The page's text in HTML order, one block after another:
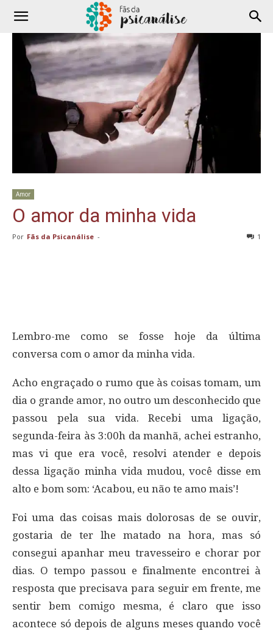
Amor
O amor da minha vida
Por Fãs da Psicanálise - 1
Lembro-me como se fosse hoje da última
conversa com o amor da minha vida.
Acho engraçado o rumo que às coisas tomam, um
dia o grande amor, no outro um desconhecido que
passou pela sua vida. Recebi uma ligação,
segunda-feira às 3:00h da manhã, achei estranho,
mas vi que era você, resolvi atender e depois
dessa ligação minha vida mudou, você disse em
alto e bom som: ‘Acabou, eu não te amo mais’!
Foi uma das coisas mais dolorosas de se ouvir,
gostaria de ter lhe matado na hora, mas só
consegui apanhar meu travesseiro e chorar por
dias. O tempo passou e finalmente encontrei à
resposta que precisava para seguir em frente, me
sentir bem comigo mesma, é claro que isso
acontece só depois de alguns meses quando você